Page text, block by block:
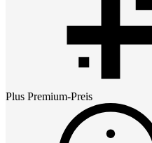
Plus Premium-Preis